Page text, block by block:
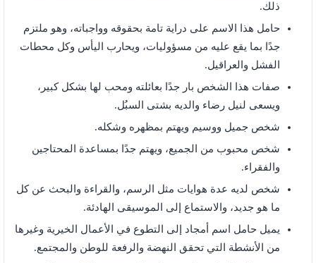
ذلك.
حامل هذا الاسم على دراية تامة بحقوقه وواجباته، وهو ملتزم
جدًا بما يقع عليه من مسؤوليات، ويحارب اليأس وكل محطات
الفشل والعراقيل.
صفات هذا الشخص بار جدًا بعائلته ومحب لها بشكل كبير،
ويسعى لنيل رضاء والديه بشتى السبُل.
شخص جميل ووسيم ويهتم بمظهره وشكله.
شخص محبوب من الجميع، ويهتم جدًا بمساعدة المحتاجين
والفقراء.
شخص لديه عدة هوايات مثل الرسم، والقراءة والبحث عن كل
ما هو جديد، والاستماع إلى الموسيقى الهادئة.
يميل حامل اسم أمجاد إلى التطوع في الأعمال الخيرية وغيرها
من الأنشطة التي تحقق النهضة والرفعة للوطن والمجتمع.